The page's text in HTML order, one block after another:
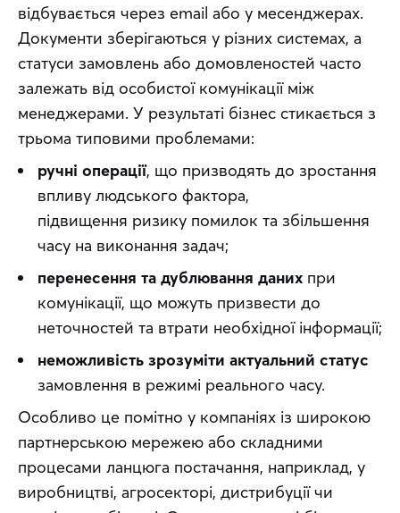
відбувається через email або у месенджерах.
Документи зберігаються у різних системах, а
статуси замовлень або домовленостей часто
залежать від особистої комунікації між
менеджерами. У результаті бізнес стикається з
трьома типовими проблемами:
ручні операції, що призводять до зростання
впливу людського фактора,
підвищення ризику помилок та збільшення
часу на виконання задач;
перенесення та дублювання даних при
комунікації, що можуть призвести до
неточностей та втрати необхідної інформації;
неможливість зрозуміти актуальний статус
замовлення в режимі реального часу.
Особливо це помітно у компаніях із широкою
партнерською мережею або складними
процесами ланцюга постачання, наприклад, у
виробництві, агросекторі, дистрибуції чи